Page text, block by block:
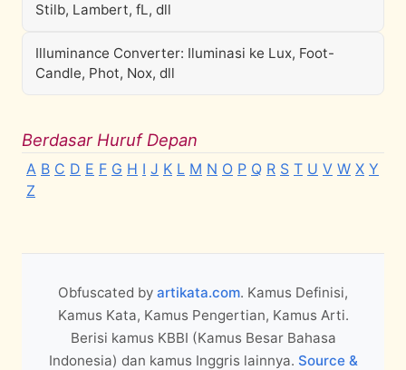
Stilb, Lambert, fL, dll
Illuminance Converter: Iluminasi ke Lux, Foot-
Candle, Phot, Nox, dll
Berdasar Huruf Depan
A B C D E F G H I J K L M N O P Q R S T U V W X Y
Z
Obfuscated by artikata.com. Kamus Definisi,
Kamus Kata, Kamus Pengertian, Kamus Arti.
Berisi kamus KBBI (Kamus Besar Bahasa
Indonesia) dan kamus Inggris lainnya. Source &